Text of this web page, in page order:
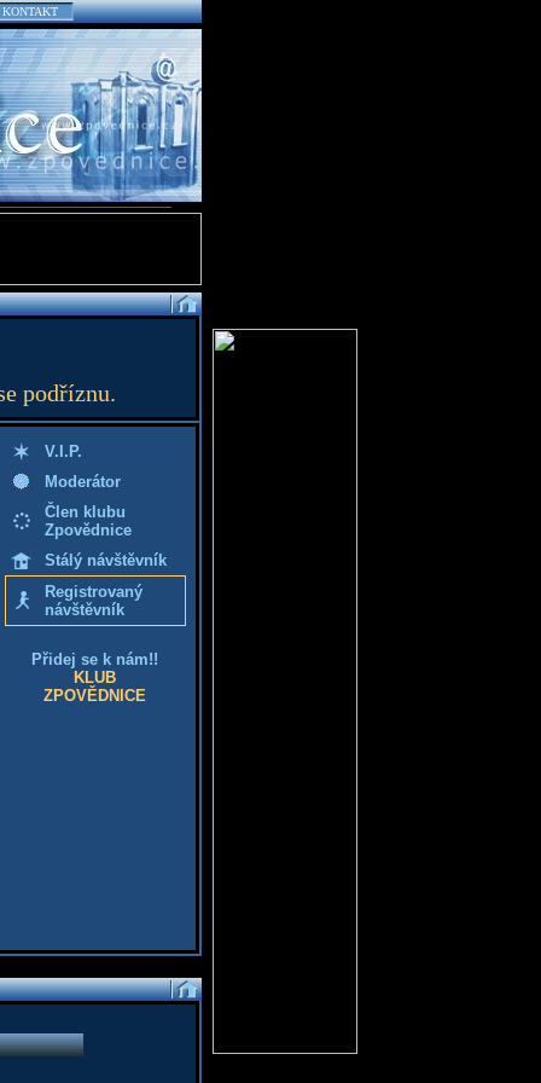
KONTAKT
podříznu.
V.I.P.
Moderátor
Člen klubu
Zpovědnice
Stálý návštěvník
Registrovaný
návštěvník
Přidej se k nám!!
KLUB
ZPOVĚDNICE